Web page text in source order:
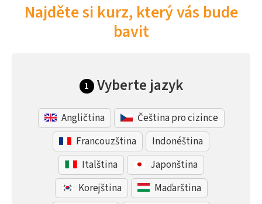
Najděte si kurz, který vás bude
bavit
1 Vyberte jazyk
Angličtina
Čeština pro cizince
Francouzština
Indonéština
Italština
Japonština
Korejština
Maďarština